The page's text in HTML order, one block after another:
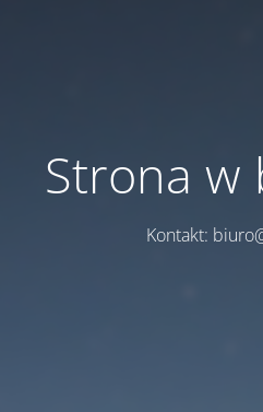
Strona w
Kontakt: